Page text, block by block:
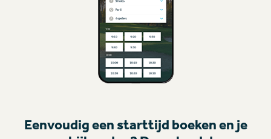
Eenvoudig een starttijd boeken en je